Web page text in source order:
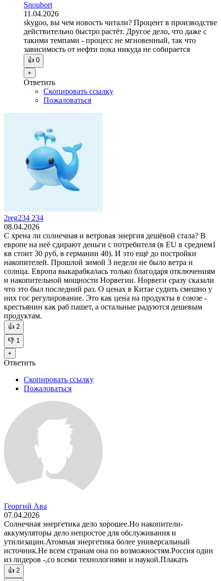
Snoubort
11.04.2026
skygoo, вы чем новость читали? Процент в производстве
действительно быстро растёт. Другое дело, что даже с
такими темпами - процесс не мгновенный, так что
зависимость от нефти пока никуда не собирается
👍 0
+
Ответить
Скопировать ссылку
Пожаловаться
2reg234 234
08.04.2026
С хрена ли солнечная и ветровая энергия дешёвой стала? В
европе на неё сдирают деньги с потребителя (в EU в среднем1
кв стоит 30 руб, в германии 40). И это ещё до постройки
накопителей. Прошлой зимой 3 недели не было ветра и
солнца. Европа выкарабкалась только благодаря отключениям
и накопительной мощности Норвегии. Норвеги сразу сказали
что это был последний раз. О ценах в Китае судить смешно у
них гос регулирование. Это как цена на продукты в союзе -
крестьянин как раб пашет, а остальные радуются дешевым
продуктам.
👍 2
👎 1
+
Ответить
Скопировать ссылку
Пожаловаться
Георгий Ава
07.04.2026
Солнечная энергетика дело хорошее.Но накопители-
аккумуляторы дело непростое для обслуживания и
утилизации.Атомная энергетика более универсальный
источник.Не всем странам она по возможностям.Россия один
из лидеров -,со всеми технологиями и наукой.Плакать
👍 2